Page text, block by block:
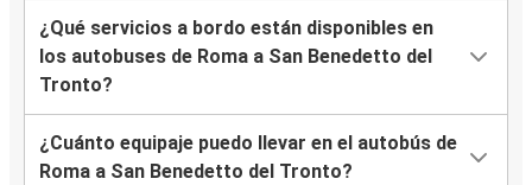
¿Qué servicios a bordo están disponibles en
los autobuses de Roma a San Benedetto del
Tronto?
¿Cuánto equipaje puedo llevar en el autobús de
Roma a San Benedetto del Tronto?